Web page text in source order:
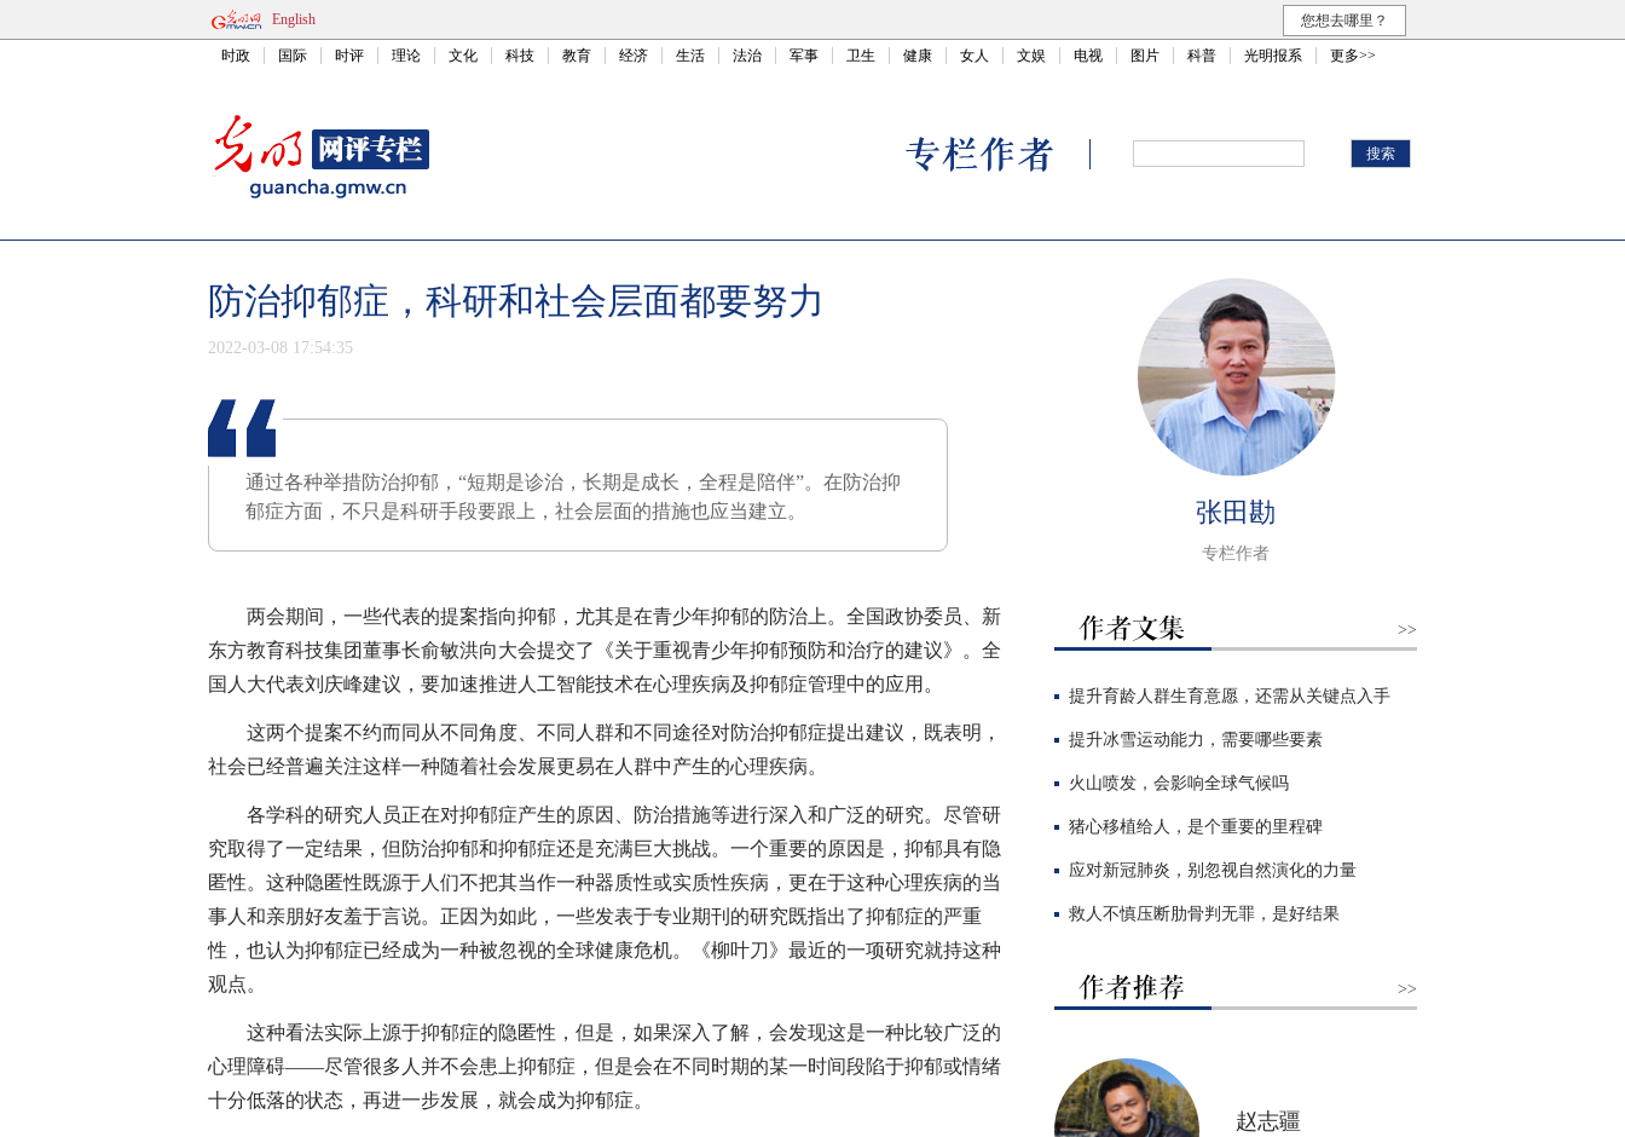
English 您想去哪里？
时政 国际 时评 理论 文化 科技 教育 经济 生活 法治 军事 卫生 健康 女人 文娱 电视 图片 科普 光明报系 更多>>
防治抑郁症，科研和社会层面都要努力
2022-03-08 17:54:35
通过各种举措防治抑郁，“短期是诊治，长期是成长，全程是陪伴”。在防治抑
郁症方面，不只是科研手段要跟上，社会层面的措施也应当建立。
两会期间，一些代表的提案指向抑郁，尤其是在青少年抑郁的防治上。全国政协委员、新
东方教育科技集团董事长俞敏洪向大会提交了《关于重视青少年抑郁预防和治疗的建议》。全
国人大代表刘庆峰建议，要加速推进人工智能技术在心理疾病及抑郁症管理中的应用。
这两个提案不约而同从不同角度、不同人群和不同途径对防治抑郁症提出建议，既表明，
社会已经普遍关注这样一种随着社会发展更易在人群中产生的心理疾病。
各学科的研究人员正在对抑郁症产生的原因、防治措施等进行深入和广泛的研究。尽管研
究取得了一定结果，但防治抑郁和抑郁症还是充满巨大挑战。一个重要的原因是，抑郁具有隐
匿性。这种隐匿性既源于人们不把其当作一种器质性或实质性疾病，更在于这种心理疾病的当
事人和亲朋好友羞于言说。正因为如此，一些发表于专业期刊的研究既指出了抑郁症的严重
性，也认为抑郁症已经成为一种被忽视的全球健康危机。《柳叶刀》最近的一项研究就持这种
观点。
这种看法实际上源于抑郁症的隐匿性，但是，如果深入了解，会发现这是一种比较广泛的
心理障碍——尽管很多人并不会患上抑郁症，但是会在不同时期的某一时间段陷于抑郁或情绪
十分低落的状态，再进一步发展，就会成为抑郁症。
张田勘
专栏作者
>>
提升育龄人群生育意愿，还需从关键点入手
提升冰雪运动能力，需要哪些要素
火山喷发，会影响全球气候吗
猪心移植给人，是个重要的里程碑
应对新冠肺炎，别忽视自然演化的力量
救人不慎压断肋骨判无罪，是好结果
>>
赵志疆